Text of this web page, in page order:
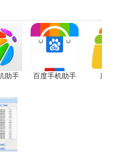
助手 百度手机助手 应